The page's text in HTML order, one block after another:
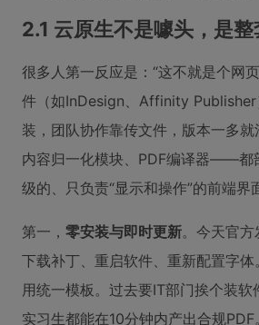
2.1 云原生不是噱头，是
很多人第一反应是：“这不就是个网
件（如InDesign、Affinity Publisher
装，团队协作靠传文件，版本一多
内容归一化模块、PDF编译器——都
级的、只负责“显示和操作”的前端
第一， 零安装与即时更新。今天官方
下载补丁、重启软件、重新配置字
用统一模板。过去要IT部门挨个装
实习生都能在10分钟内产出合规PDF。